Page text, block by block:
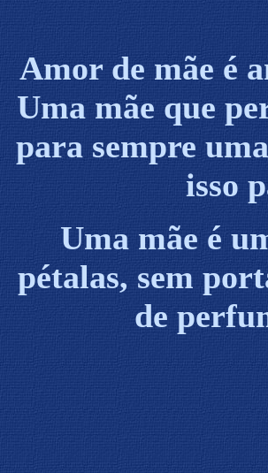
Amor de mãe é
Uma mãe que
para sempre
isso
Uma mãe é
pétalas, sem
de